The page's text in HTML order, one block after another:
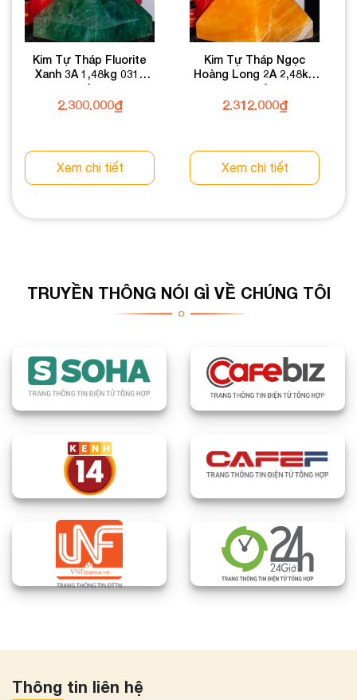
Kim Tự Tháp Fluorite
Xanh 3A 1,48kg 031-
0133A-1,48
2.300.000₫
Xem chi tiết
Kim Tự Tháp Ngọc
Hoàng Long 2A 2,48kg
031-0492A-2,48
2.312.000₫
Xem chi tiết
TRUYỀN THÔNG NÓI GÌ VỀ CHÚNG TÔI
Thông tin liên hệ